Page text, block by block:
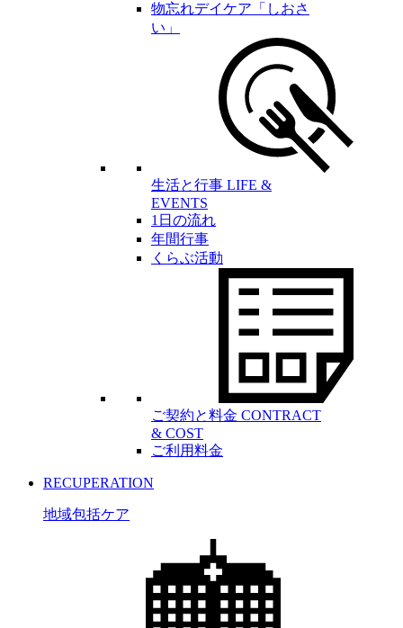
物忘れデイケア「しおさ
い」
生活と行事 LIFE &
EVENTS
1日の流れ
年間行事
くらぶ活動
ご契約と料金 CONTRACT
& COST
ご利用料金
RECUPERATION
地域包括ケア